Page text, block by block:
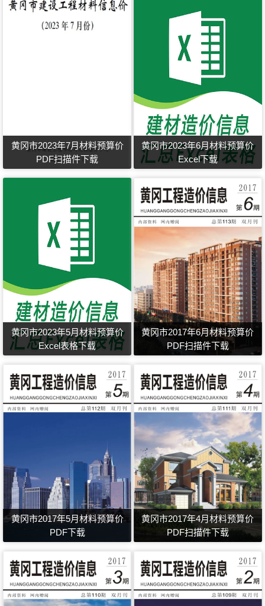
黄冈市2023年7月材料预算价
PDF扫描件下载
黄冈市2023年6月材料预算价
Excel下载
黄冈市2023年5月材料预算价
Excel表格下载
黄冈市2017年6月材料预算价
PDF扫描件下载
黄冈市2017年5月材料预算价
PDF下载
黄冈市2017年4月材料预算价
PDF扫描件下载